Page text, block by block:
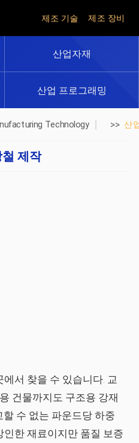
제조 기술 제조 장비
산업자재
산업 프로그래밍
Technology >> 산
제작
서 찾을 수 있습니다. 교
건물까지도 구조용 강재
수 없는 파운드당 하중
한 재료이지만 품질 보증